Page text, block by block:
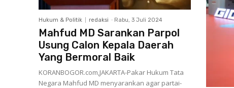
Hukum & Politik redaksi - Rabu, 3 Juli 2024
Mahfud MD Sarankan Parpol
Usung Calon Kepala Daerah
Yang Bermoral Baik
KORANBOGOR.com,JAKARTA-Pakar Hukum Tata
Negara Mahfud MD menyarankan agar partai-